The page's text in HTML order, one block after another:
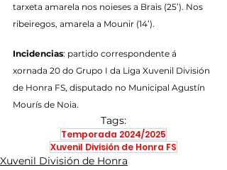
tarxeta amarela nos noieses a Brais (25’). Nos
ribeiregos, amarela a Mounir (14’).
Incidencias: partido correspondente á
xornada 20 do Grupo I da Liga Xuvenil División
de Honra FS, disputado no Municipal Agustín
Mourís de Noia.
Tags:
Temporada 2024/2025
Xuvenil División de Honra FS
Xuvenil División de Honra